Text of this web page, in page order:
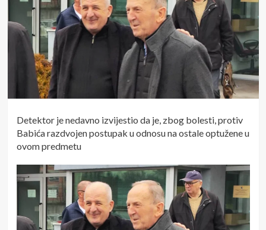
Detektor je nedavno izvijestio da je, zbog bolesti, protiv
Babića razdvojen postupak u odnosu na ostale optužene u
ovom predmetu